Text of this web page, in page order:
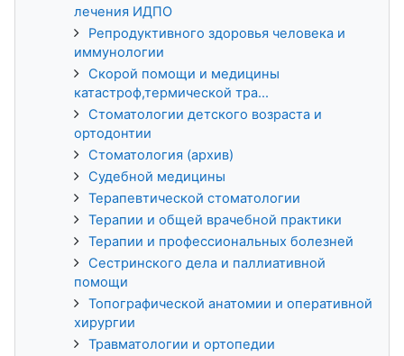
лечения ИДПО
Репродуктивного здоровья человека и
иммунологии
Скорой помощи и медицины
катастроф,термической тра...
Стоматологии детского возраста и
ортодонтии
Стоматология (архив)
Судебной медицины
Терапевтической стоматологии
Терапии и общей врачебной практики
Терапии и профессиональных болезней
Сестринского дела и паллиативной
помощи
Топографической анатомии и оперативной
хирургии
Травматологии и ортопедии